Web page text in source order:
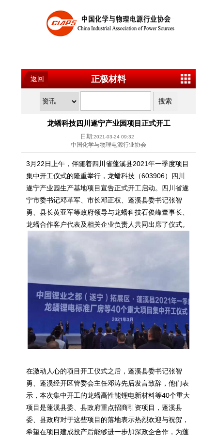
返回 正极材料
龙蟠科技四川遂宁产业园项目正式开工
日期:2021-03-24 09:32
中国化学与物理电源行业协会
3月22日上午，伴随着四川省蓬溪县2021年一季度项目
集中开工仪式的隆重举行，龙蟠科技（603906）四川
遂宁产业园生产基地项目宣告正式开工启动。四川省遂
宁市委书记邓革军、市长邓正权、蓬溪县委书记张智
勇、县长黄亚军等政府领导与龙蟠科技石俊峰董事长、
龙蟠合作客户代表及相关企业负责人共同出席了仪式。
在激动人心的项目开工仪式之后，蓬溪县委书记张智
勇、蓬溪经开区管委会主任邓涛先后发言致辞，他们表
示，本次集中开工的龙蟠高性能锂电新材料等40个重大
项目是蓬溪县委、县政府重点招商引资项目，蓬溪县
委、县政府对于这些项目的落地表示热烈欢迎与祝贺，
希望在项目建成投产后能够进一步加深政企合作，为蓬